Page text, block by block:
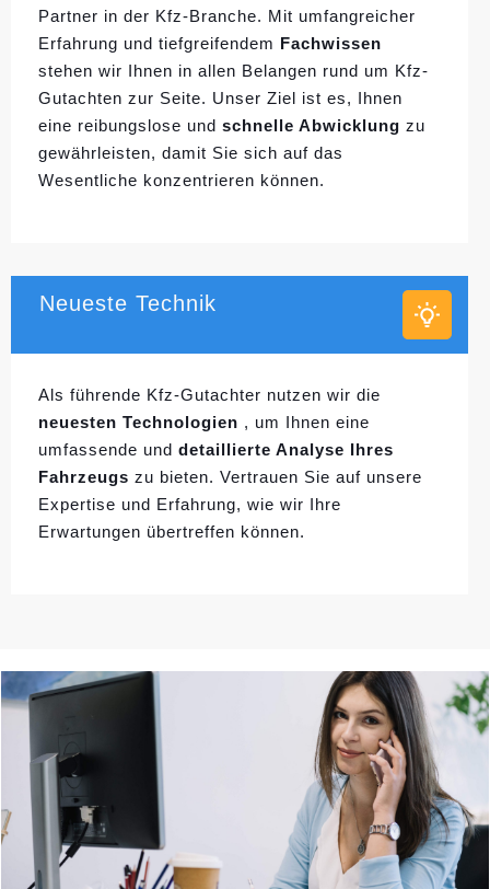
Partner in der Kfz-Branche. Mit umfangreicher
Erfahrung und tiefgreifendem Fachwissen
stehen wir Ihnen in allen Belangen rund um Kfz-
Gutachten zur Seite. Unser Ziel ist es, Ihnen
eine reibungslose und schnelle Abwicklung zu
gewährleisten, damit Sie sich auf das
Wesentliche konzentrieren können.
Neueste Technik
Als führende Kfz-Gutachter nutzen wir die
neuesten Technologien , um Ihnen eine
umfassende und detaillierte Analyse Ihres
Fahrzeugs zu bieten. Vertrauen Sie auf unsere
Expertise und Erfahrung, wie wir Ihre
Erwartungen übertreffen können.